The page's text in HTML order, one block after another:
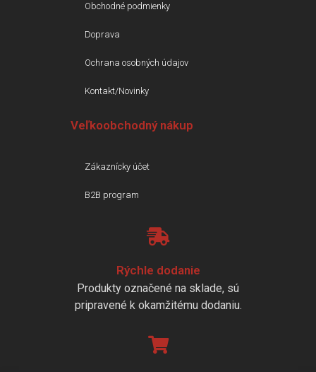
Obchodné podmienky
Doprava
Ochrana osobných údajov
Kontakt/Novinky
Veľkoobchodný nákup
Zákaznícky účet
B2B program
Rýchle dodanie
Produkty označené na sklade, sú
pripravené k okamžitému dodaniu.